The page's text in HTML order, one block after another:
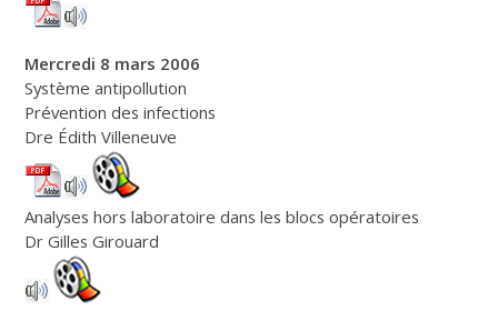
Mercredi 8 mars 2006
Système antipollution
Prévention des infections
Dre Édith Villeneuve
Analyses hors laboratoire dans les blocs opératoires
Dr Gilles Girouard